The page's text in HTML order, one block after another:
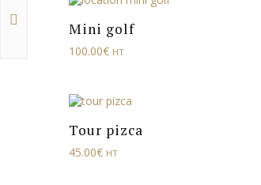
Mini golf
100.00€ HT
Tour pizca
45.00€ HT